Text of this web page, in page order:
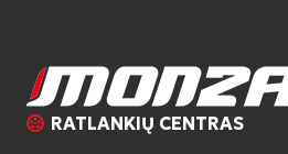
RATLANKIŲ CENTRAS